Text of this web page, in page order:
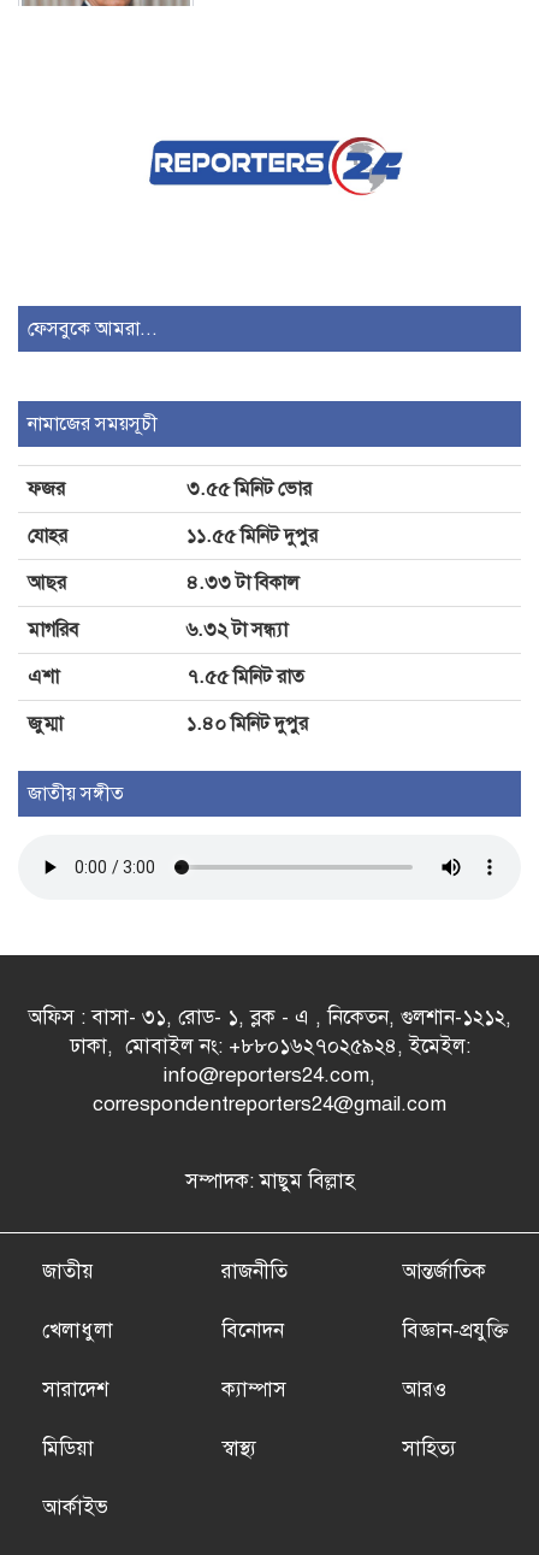
রাষ্ট্রপতি নির্বাচন ২০ আগস্ট
হামজা
ভীষণভাবে দুর্বল করেছে: সোনম ওয়াংচুক
ঢাকার চারপাশের নদীদূষণ রোধে
কর্মপরিকল্পনার নির্দেশ
ফেসবুকে আমরা...
নামাজের সময়সূচী
ফজর
৩.৫৫ মিনিট ভোর
যোহর
১১.৫৫ মিনিট দুপুর
আছর
৪.৩৩ টা বিকাল
মাগরিব
৬.৩২ টা সন্ধ্যা
এশা
৭.৫৫ মিনিট রাত
জুম্মা
১.৪০ মিনিট দুপুর
জাতীয় সঙ্গীত
অফিস : বাসা- ৩১, রোড- ১, ব্লক - এ , নিকেতন, গুলশান-১২১২,
ঢাকা, মোবাইল নং: +৮৮০১৬২৭০২৫৯২৪, ইমেইল:
info@reporters24.com,
correspondentreporters24@gmail.com
সম্পাদক: মাছুম বিল্লাহ
জাতীয় রাজনীতি আন্তর্জাতিক
খেলাধুলা বিনোদন বিজ্ঞান-প্রযুক্তি
সারাদেশ ক্যাম্পাস আরও
মিডিয়া স্বাস্থ্য সাহিত্য
আর্কাইভ